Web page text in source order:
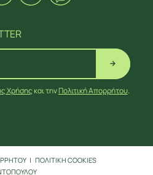
MEDIA
Χρήσηςκαι τηνΠολιτική Απορρήτου.
ΠΟΛΙΤΙΚΗ COOKIES